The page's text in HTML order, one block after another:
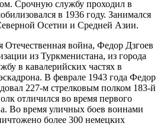
Срочную службу проходил в
в 1936 году. Занимался
Осетии и Средней Азии.
Отечественная война, Федор Дзгоев
из Туркменистана, из города
в кавалерийских частях в
В феврале 1943 года Федор
227-м стрелковым полком 183-й
отличился во время первого
Во время уличных боев воинами
более 300 немецких